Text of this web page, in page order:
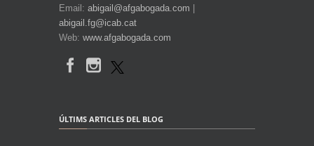
Email: abigail@afgabogada.com
abigail.fg@icab.cat
Web: www.afgabogada.com
ÚLTIMS ARTICLES DEL BLOG